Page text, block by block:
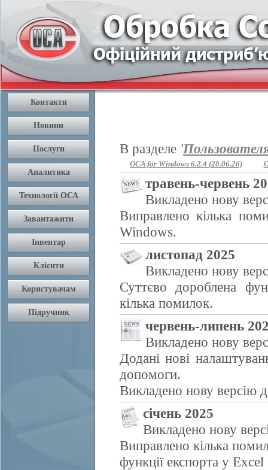
В разделе '
OCA for Windows 6.2.4 (20.06.26)
травень-червень
Викладено нову
Виправлено кілька
Windows.
листопад 2025
Викладено нову
Суттєво дороблена
кілька помилок.
червень-липень
Викладено нову
Додані нові
допомоги.
Викладено нову версію
січень 2025
Викладено нову
Виправлено кілька
функції експорта у Excel